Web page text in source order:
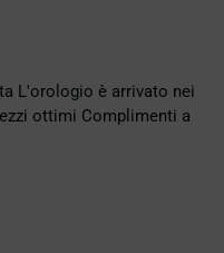
L'orologio è arrivato nei
ottimi Complimenti a